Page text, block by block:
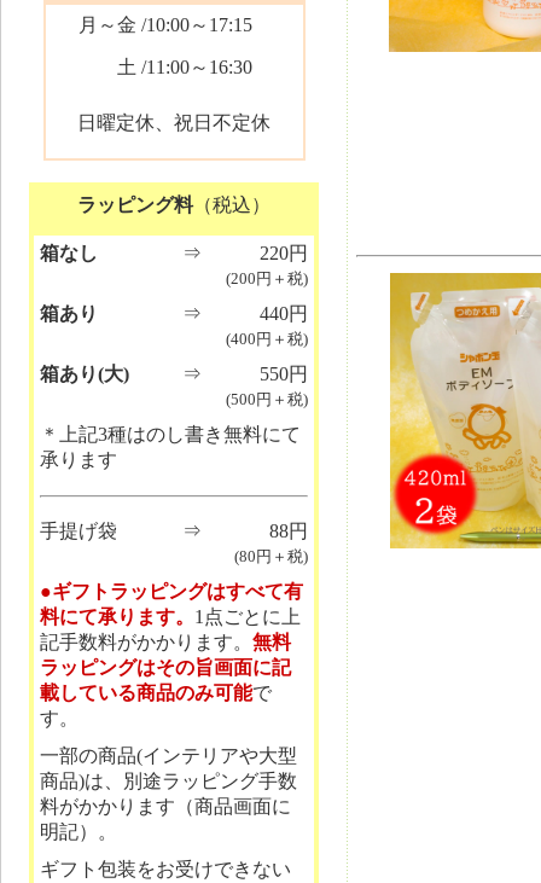
月～金 /10:00～17:15
土 /11:00～16:30
日曜定休、祝日不定休
ラッピング料（税込）
箱なし ⇒ 220円
(200円＋税)
箱あり ⇒ 440円
(400円＋税)
箱あり(大) ⇒ 550円
(500円＋税)
＊上記3種はのし書き無料にて
承ります
手提げ袋 ⇒ 88円
(80円＋税)
●ギフトラッピングはすべて有
料にて承ります。 1点ごとに上
記手数料がかかります。 無料
ラッピングはその旨画面に記
載している商品のみ可能で
す。
一部の商品(インテリアや大型
商品)は、別途ラッピング手数
料がかかります（商品画面に
明記）。
ギフト包装をお受けできない